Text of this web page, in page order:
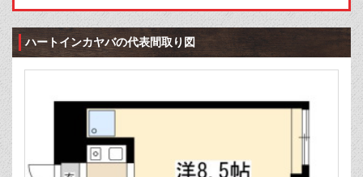
ハートインカヤバの代表間取り図